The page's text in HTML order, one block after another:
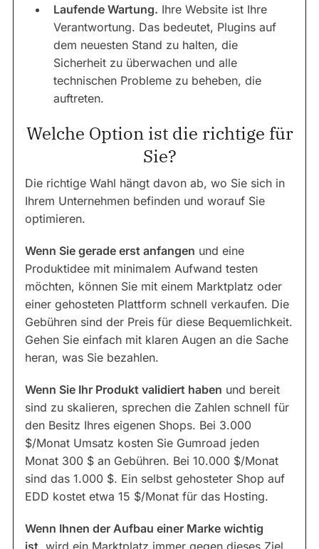
Laufende Wartung. Ihre Website ist Ihre
Verantwortung. Das bedeutet, Plugins auf
dem neuesten Stand zu halten, die
Sicherheit zu überwachen und alle
technischen Probleme zu beheben, die
auftreten.
Welche Option ist die richtige für
Sie?
Die richtige Wahl hängt davon ab, wo Sie sich in
Ihrem Unternehmen befinden und worauf Sie
optimieren.
Wenn Sie gerade erst anfangen und eine
Produktidee mit minimalem Aufwand testen
möchten, können Sie mit einem Marktplatz oder
einer gehosteten Plattform schnell verkaufen. Die
Gebühren sind der Preis für diese Bequemlichkeit.
Gehen Sie einfach mit klaren Augen an die Sache
heran, was Sie bezahlen.
Wenn Sie Ihr Produkt validiert haben und bereit
sind zu skalieren, sprechen die Zahlen schnell für
den Besitz Ihres eigenen Shops. Bei 3.000
$/Monat Umsatz kosten Sie Gumroad jeden
Monat 300 $ an Gebühren. Bei 10.000 $/Monat
sind das 1.000 $. Ein selbst gehosteter Shop auf
EDD kostet etwa 15 $/Monat für das Hosting.
Wenn Ihnen der Aufbau einer Marke wichtig